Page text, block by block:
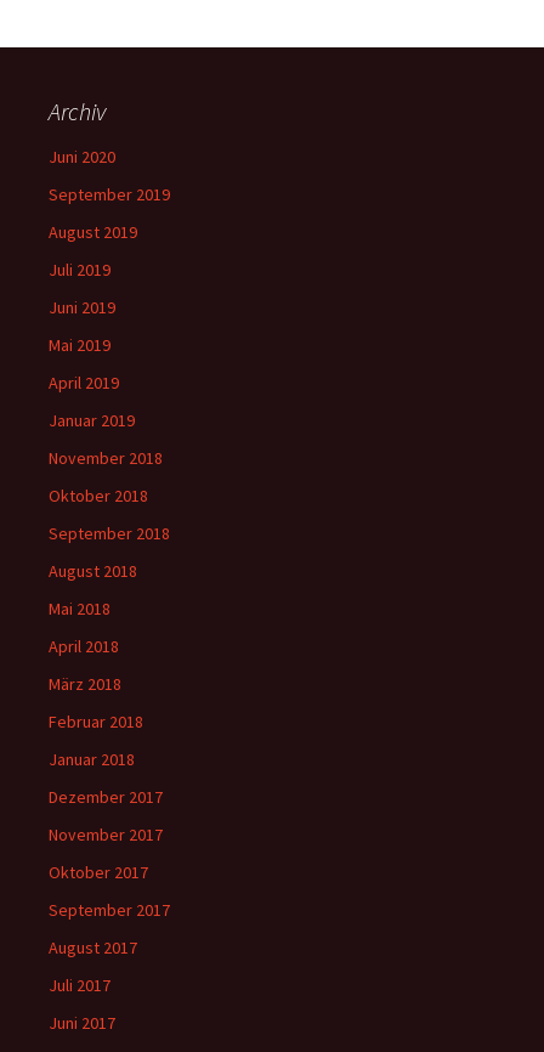
Archiv
Juni 2020
September 2019
August 2019
Juli 2019
Juni 2019
Mai 2019
April 2019
Januar 2019
November 2018
Oktober 2018
September 2018
August 2018
Mai 2018
April 2018
März 2018
Februar 2018
Januar 2018
Dezember 2017
November 2017
Oktober 2017
September 2017
August 2017
Juli 2017
Juni 2017